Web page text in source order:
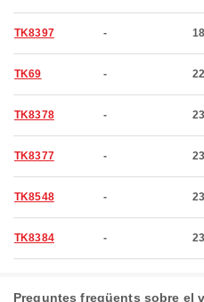
TK8397 -
TK69 -
TK8378 -
TK8377 -
TK8548 -
TK8384 -
Preguntes freqüents sobre el